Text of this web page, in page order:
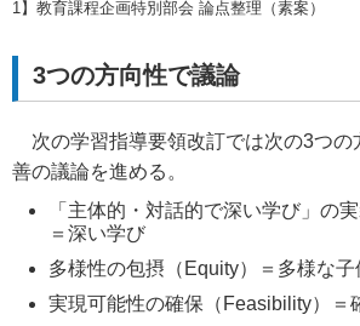
1】教育課程企画特別部会 論点整理（素案）
3つの方向性で議論
次の学習指導要領改訂では次の3つの
善の議論を進める。
「主体的・対話的で深い学び」の
＝深い学び
多様性の包摂（ Equity）＝多様な子
実現可能性の確保（ Feasibility）＝